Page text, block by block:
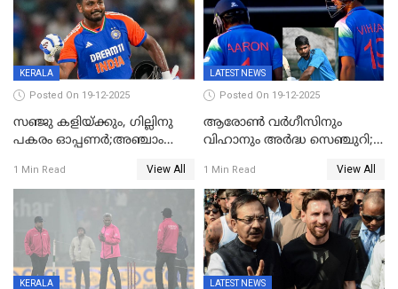
KERALA
Posted On 19-12-2025
സഞ്ജു കളിയ്ക്കും, ഗില്ലിനു
പകരം ഓപ്പണർ;അഞ്ചാം
മാറ്റം
1 Min Read View All
LATEST NEWS
Posted On 19-12-2025
ആരോൺ വർഗീസിനും
വിഹാനും അർദ്ധ സെഞ്ചുറി;
ഇന്ത്യ ഫൈനലിൽ
1 Min Read View All
KERALA LATEST NEWS